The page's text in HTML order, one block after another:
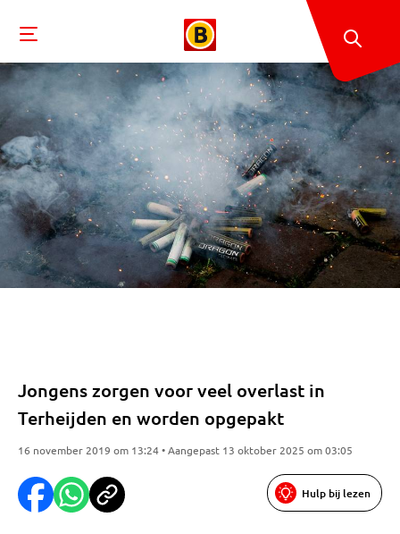
Jongens zorgen voor veel overlast in
Terheijden en worden opgepakt
16 november 2019 om 13:24 • Aangepast 13 oktober 2025 om 03:05
Hulp bij lezen